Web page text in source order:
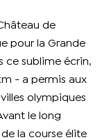
de
pour la Grande
ce sublime écrin,
- a permis aux
olympiques
le long
la course élite